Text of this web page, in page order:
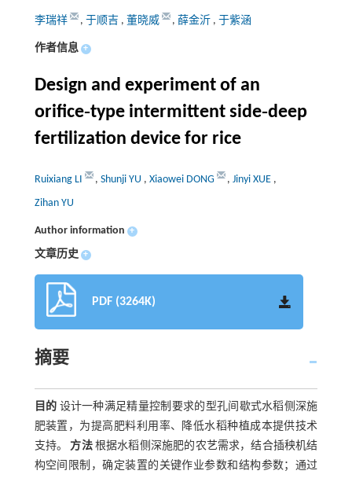
李瑞祥 , 于顺吉 , 董晓威 , 薛金沂 , 于紫涵
作者信息 +
Design and experiment of an
orifice‑type intermittent side‑deep
fertilization device for rice
Ruixiang LI , Shunji YU , Xiaowei DONG , Jinyi XUE ,
Zihan YU
Author information +
文章历史 +
PDF (3264K)
摘要
目的 设计一种满足精量控制要求的型孔间歇式水稻侧深施
肥装置，为提高肥料利用率、降低水稻种植成本提供技术
支持。 方法根据水稻侧深施肥的农艺需求，结合插秧机结
构空间限制，确定装置的关键作业参数和结构参数；通过